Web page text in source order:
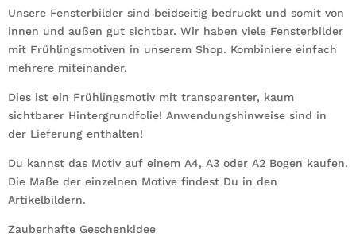
Unsere Fensterbilder sind beidseitig bedruckt und somit von
innen und außen gut sichtbar. Wir haben viele Fensterbilder
mit Frühlingsmotiven in unserem Shop. Kombiniere einfach
mehrere miteinander.
Dies ist ein Frühlingsmotiv mit transparenter, kaum
sichtbarer Hintergrundfolie! Anwendungshinweise sind in
der Lieferung enthalten!
Du kannst das Motiv auf einem A4, A3 oder A2 Bogen kaufen.
Die Maße der einzelnen Motive findest Du in den
Artikelbildern.
Zauberhafte Geschenkidee